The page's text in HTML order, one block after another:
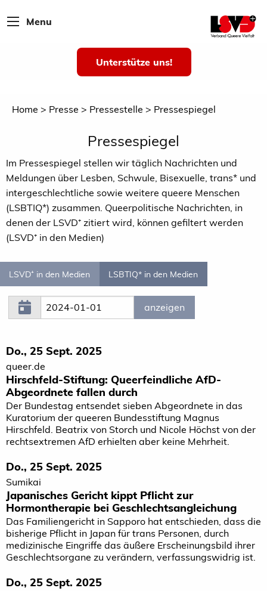
Menu
Unterstütze uns!
Home Presse Pressestelle Pressespiegel
Pressespiegel
Im Pressespiegel stellen wir täglich Nachrichten und
Meldungen über Lesben, Schwule, Bisexuelle, trans* und
intergeschlechtliche sowie weitere queere Menschen
(LSBTIQ*) zusammen. Queerpolitische Nachrichten, in
denen der LSVD⁺ zitiert wird, können gefiltert werden
(LSVD⁺ in den Medien)
LSVD⁺ in den Medien LSBTIQ* in den Medien
Do., 25 Sept. 2025
queer.de
Hirschfeld-Stiftung: Queer­feindliche AfD-
Abgeordnete fallen durch
Der Bundestag entsendet sieben Abgeordnete in das
Kuratorium der queeren Bundesstiftung Magnus
Hirschfeld. Beatrix von Storch und Nicole Höchst von der
rechtsextremen AfD erhielten aber keine Mehrheit.
Do., 25 Sept. 2025
Sumikai
Japanisches Gericht kippt Pflicht zur
Hormontherapie bei Geschlechtsangleichung
Das Familiengericht in Sapporo hat entschieden, dass die
bisherige Pflicht in Japan für trans Personen, durch
medizinische Eingriffe das äußere Erscheinungsbild ihrer
Geschlechtsorgane zu verändern, verfassungswidrig ist.
Do., 25 Sept. 2025